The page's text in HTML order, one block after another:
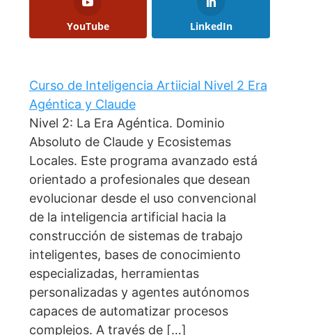
YouTube LinkedIn
Curso de Inteligencia Artiicial Nivel 2 Era
Agéntica y Claude
Nivel 2: La Era Agéntica. Dominio
Absoluto de Claude y Ecosistemas
Locales. Este programa avanzado está
orientado a profesionales que desean
evolucionar desde el uso convencional
de la inteligencia artificial hacia la
construcción de sistemas de trabajo
inteligentes, bases de conocimiento
especializadas, herramientas
personalizadas y agentes autónomos
capaces de automatizar procesos
complejos. A través de […]